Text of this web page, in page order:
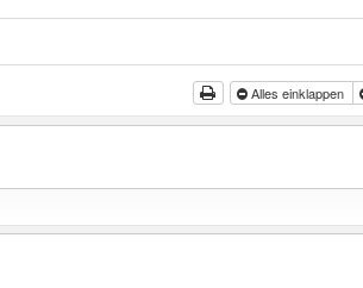
Alles einklappen